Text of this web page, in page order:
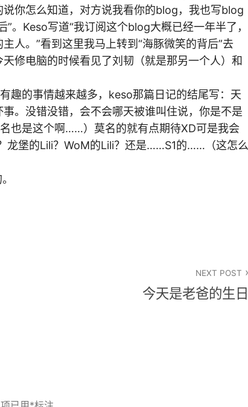
说你怎么知道，对方说我看你的blog，我也写blog
”。Keso写道“我订阅这个blog大概已经一年半了，
人。”看到这里我马上转到“海豚微笑的背后”去
修电脑的时候看见了刘韧（就是那另一个人）和
趣的事情越来越多，keso那篇日记的结尾写：天
。没错没错，会不会哪天被谁叫住说，你是不是
也是这个啊……）莫名的就有点期待XD可是我会
龙堡的Lili？WoM的Lili？还是……S1的……（这怎么
NEXT POST
今天是老爸的生日